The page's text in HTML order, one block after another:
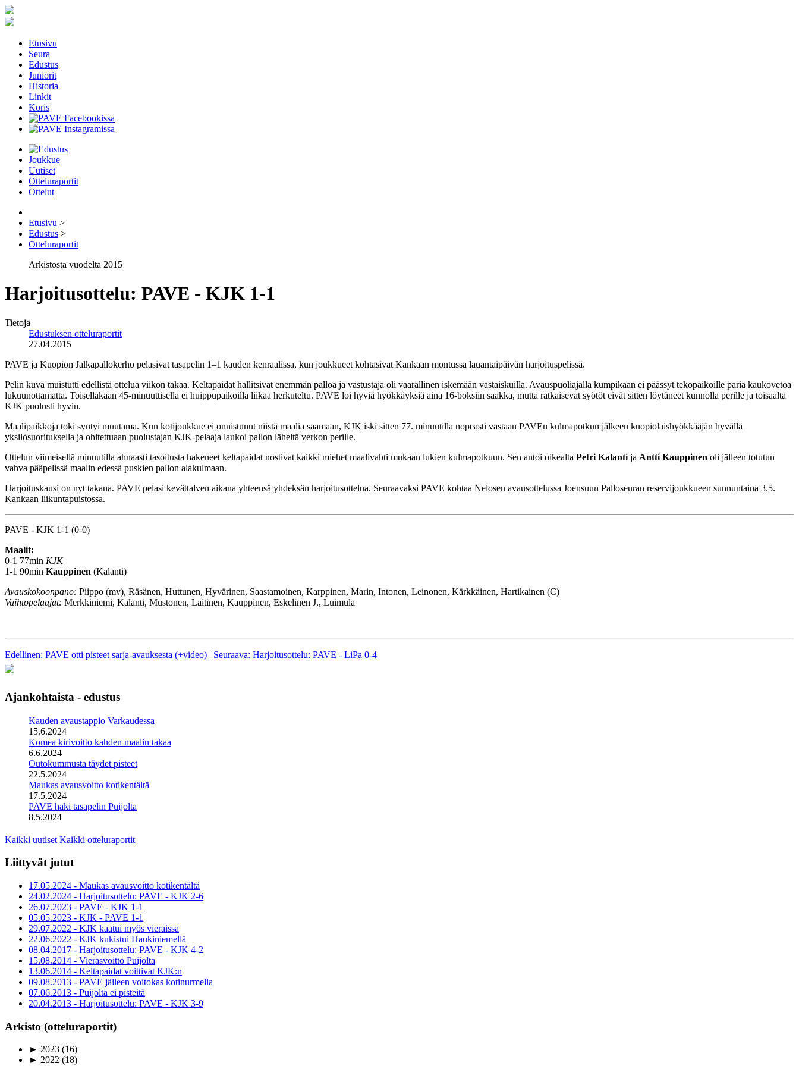
Etusivu
Seura
Edustus
Juniorit
Historia
Linkit
Koris
Joukkue
Uutiset
Otteluraportit
Ottelut
Etusivu >
Edustus >
Otteluraportit
Arkistosta vuodelta 2015
Harjoitusottelu: PAVE - KJK 1-1
Tietoja
Edustuksen otteluraportit
27.04.2015
PAVE ja Kuopion Jalkapallokerho pelasivat tasapelin 1–1 kauden kenraalissa, kun joukkueet kohtasivat Kankaan montussa lauantaipäivän harjoituspelissä.
Pelin kuva muistutti edellistä ottelua viikon takaa. Keltapaidat hallitsivat enemmän palloa ja vastustaja oli vaarallinen iskemään vastaiskuilla. Avauspuoliajalla kumpikaan ei päässyt tekopaikoille paria kaukovetoa
lukuunottamatta. Toisellakaan 45-minuuttisella ei huippupaikoilla liikaa herkuteltu. PAVE loi hyviä hyökkäyksiä aina 16-boksiin saakka, mutta ratkaisevat syötöt eivät sitten löytäneet kunnolla perille ja toisaalta
KJK puolusti hyvin.
Maalipaikkoja toki syntyi muutama. Kun kotijoukkue ei onnistunut niistä maalia saamaan, KJK iski sitten 77. minuutilla nopeasti vastaan PAVEn kulmapotkun jälkeen kuopiolaishyökkääjän hyvällä
yksilösuorituksella ja ohitettuaan puolustajan KJK-pelaaja laukoi pallon läheltä verkon perille.
Ottelun viimeisellä minuutilla ahnaasti tasoitusta hakeneet keltapaidat nostivat kaikki miehet maalivahti mukaan lukien kulmapotkuun. Sen antoi oikealta Petri Kalanti ja Antti Kauppinen oli jälleen totutun
vahva pääpelissä maalin edessä puskien pallon alakulmaan.
Harjoituskausi on nyt takana. PAVE pelasi kevättalven aikana yhteensä yhdeksän harjoitusottelua. Seuraavaksi PAVE kohtaa Nelosen avausottelussa Joensuun Palloseuran reservijoukkueen sunnuntaina 3.5.
Kankaan liikuntapuistossa.
PAVE - KJK 1-1 (0-0)
Maalit:
0-1 77min KJK
1-1 90min Kauppinen (Kalanti)
Avauskokoonpano: Piippo (mv), Räsänen, Huttunen, Hyvärinen, Saastamoinen, Karppinen, Marin, Intonen, Leinonen, Kärkkäinen, Hartikainen (C)
Vaihtopelaajat: Merkkiniemi, Kalanti, Mustonen, Laitinen, Kauppinen, Eskelinen J., Luimula
Edellinen: PAVE otti pisteet sarja-avauksesta (+video) | Seuraava: Harjoitusottelu: PAVE - LiPa 0-4
Ajankohtaista - edustus
Kauden avaustappio Varkaudessa
15.6.2024
Komea kirivoitto kahden maalin takaa
6.6.2024
Outokummusta täydet pisteet
22.5.2024
Maukas avausvoitto kotikentältä
17.5.2024
PAVE haki tasapelin Puijolta
8.5.2024
Kaikki uutiset Kaikki otteluraportit
Liittyvät jutut
17.05.2024 - Maukas avausvoitto kotikentältä
24.02.2024 - Harjoitusottelu: PAVE - KJK 2-6
26.07.2023 - PAVE - KJK 1-1
05.05.2023 - KJK - PAVE 1-1
29.07.2022 - KJK kaatui myös vieraissa
22.06.2022 - KJK kukistui Haukiniemellä
08.04.2017 - Harjoitusottelu: PAVE - KJK 4-2
15.08.2014 - Vierasvoitto Puijolta
13.06.2014 - Keltapaidat voittivat KJK:n
09.08.2013 - PAVE jälleen voitokas kotinurmella
07.06.2013 - Puijolta ei pisteitä
20.04.2013 - Harjoitusottelu: PAVE - KJK 3-9
Arkisto (otteluraportit)
► 2023 (16)
► 2022 (18)